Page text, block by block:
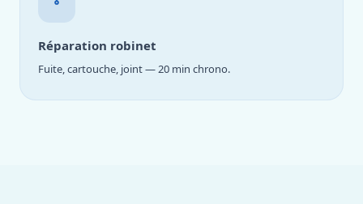
Réparation robinet
Fuite, cartouche, joint — 20 min chrono.